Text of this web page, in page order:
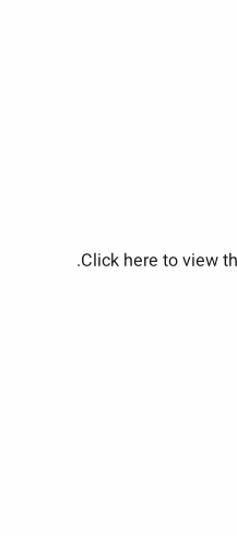
Click here to view